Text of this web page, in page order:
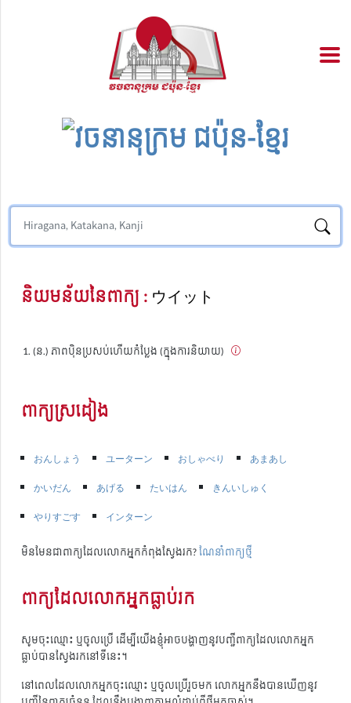
និយមន័យនៃពាក្យ :ウイット
(ន.) ភាពប៉ិនប្រសប់ហើយកំប្លែង (ក្នុងការនិយាយ)
ពាក្យស្រដៀង
おんしょう ユーターン おしゃべり
あまあし
かいだん
あげる たいはん
きんいしゅく
やりすごす
インターン
មិនមែនជាពាក្យដែលលោកអ្នកកំពុងស្វែងរក?ណែនាំពាក្យថ្មី
ពាក្យដែលលោកអ្នកធ្លាប់រក
សូមចុះឈ្មោះ ឬចូលប្រើ ដើម្បីយើងខ្ញុំអាចបង្ហាញនូវបញ្ជីពាក្យដែលលោកអ្នក
ធ្លាប់បានស្វែងរកនៅទីនេះ។
នៅពេលដែលលោកអ្នកចុះឈ្មោះ ឬចូលប្រើរួចមក លោកអ្នកនឹងបានឃើញនូវ